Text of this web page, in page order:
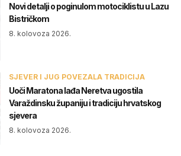
Novi detalji o poginulom motociklistu u Lazu
Bistričkom
8. kolovoza 2026.
SJEVER I JUG POVEZALA TRADICIJA
Uoči Maratona lađa Neretva ugostila
Varaždinsku županiju i tradiciju hrvatskog
sjevera
8. kolovoza 2026.